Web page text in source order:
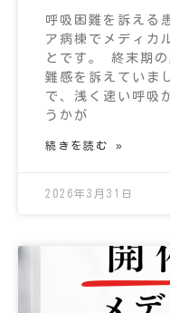
呼吸困難を訴える
ア病棟でメディカ
とです。 終末期
難感を訴えていま
で、浅く速い呼吸
うかが
続きを読む »
2026年3月31日